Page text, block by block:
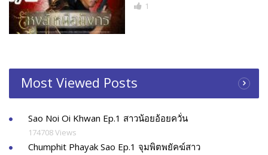
1
Most Viewed Posts
Sao Noi Oi Khwan Ep.1 สาวน้อยอ้อยควั่น
174708 Views
Chumphit Phayak Sao Ep.1 จุมพิตพยัคฆ์สาว